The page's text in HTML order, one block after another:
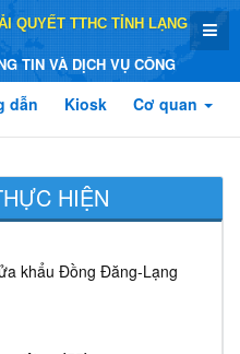
QUYẾT TTHC TỈNH LẠNG
TIN VÀ DỊCH VỤ CÔNG
dẫn Kiosk Cơ quan
HIỆN
khẩu Đồng Đăng-Lạng